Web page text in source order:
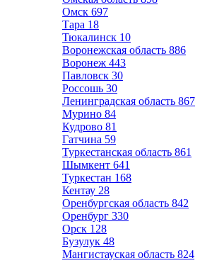
Омск 697
Тара 18
Тюкалинск 10
Воронежская область 886
Воронеж 443
Павловск 30
Россошь 30
Ленинградская область 867
Мурино 84
Кудрово 81
Гатчина 59
Туркестанская область 861
Шымкент 641
Туркестан 168
Кентау 28
Оренбургская область 842
Оренбург 330
Орск 128
Бузулук 48
Мангистауская область 824